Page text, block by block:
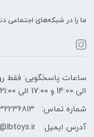
ما را در شبکه‌های اجتماعی
الی 14:00 و 17:00 الی 21:00
شماره تماس:
023-32236813 و
آدرس ایمیل: